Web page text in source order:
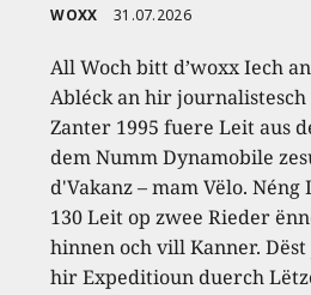
WOXX 31.07.2026
All Woch bitt d’woxx Iech
Abléck an hir journalistesch
Zanter 1995 fuere Leit aus
dem Numm Dynamobile
d'Vakanz – mam Vëlo. Néng
130 Leit op zwee Rieder
hinnen och vill Kanner.
hir Expeditioun duerch